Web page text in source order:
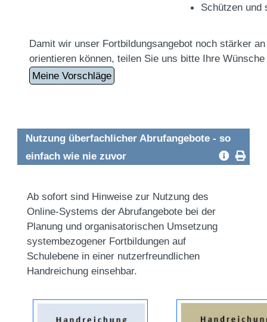
Schützen und
Damit wir unser Fortbildungsangebot noch stärker
orientieren können, teilen Sie uns bitte Ihre
Meine Vorschläge
Nutzung überfachlicher Abrufangebote - so
einfach wie nie zuvor
Ab sofort sind Hinweise zur Nutzung des
Online-Systems der Abrufangebote bei der
Planung und organisatorischen Umsetzung
systembezogener Fortbildungen auf
Schulebene in einer nutzerfreundlichen
Handreichung einsehbar.